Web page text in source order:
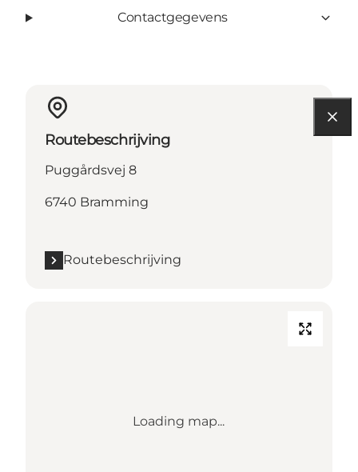
Contactgegevens
Routebeschrijving
Puggårdsvej 8
6740 Bramming
Routebeschrijving
Loading map...